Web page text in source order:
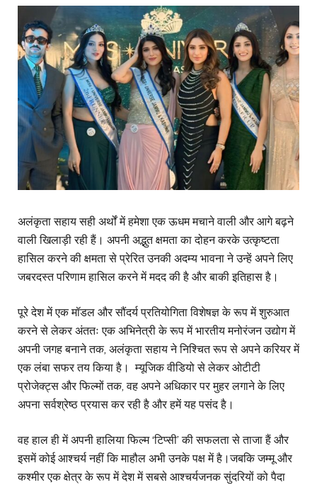
अलंकृता सहाय सही अर्थों में हमेशा एक ऊधम मचाने वाली और आगे बढ़ने
वाली खिलाड़ी रही हैं। अपनी अद्भुत क्षमता का दोहन करके उत्कृष्टता
हासिल करने की क्षमता से प्रेरित उनकी अदम्य भावना ने उन्हें अपने लिए
जबरदस्त परिणाम हासिल करने में मदद की है और बाकी इतिहास है।
पूरे देश में एक मॉडल और सौंदर्य प्रतियोगिता विशेषज्ञ के रूप में शुरुआत
करने से लेकर अंततः एक अभिनेत्री के रूप में भारतीय मनोरंजन उद्योग में
अपनी जगह बनाने तक, अलंकृता सहाय ने निश्चित रूप से अपने करियर में
एक लंबा सफर तय किया है। म्यूजिक वीडियो से लेकर ओटीटी
प्रोजेक्ट्स और फिल्मों तक, वह अपने अधिकार पर मुहर लगाने के लिए
अपना सर्वश्रेष्ठ प्रयास कर रही है और हमें यह पसंद है।
वह हाल ही में अपनी हालिया फिल्म ‘टिप्सी’ की सफलता से ताजा हैं और
इसमें कोई आश्चर्य नहीं कि माहौल अभी उनके पक्ष में है।जबकि जम्मू और
कश्मीर एक क्षेत्र के रूप में देश में सबसे आश्चर्यजनक सुंदरियों को पैदा